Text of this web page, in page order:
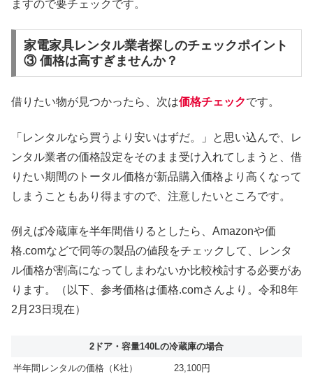
ますので要チェックです。
家電家具レンタル業者探しのチェックポイント
③ 価格は高すぎませんか？
借りたい物が見つかったら、次は価格チェックです。
「レンタルなら買うより安いはずだ。」と思い込んで、レ
ンタル業者の価格設定をそのまま受け入れてしまうと、借
りたい期間のトータル価格が新品購入価格より高くなって
しまうこともあり得ますので、注意したいところです。
例えば冷蔵庫を半年間借りるとしたら、Amazonや価
格.comなどで同等の製品の値段をチェックして、レンタ
ル価格が割高になってしまわないか比較検討する必要があ
ります。（以下、参考価格は価格.comさんより。令和8年
2月23日現在）
2ドア・容量140Lの冷蔵庫の場合
半年間レンタルの価格（K社）
23,100円